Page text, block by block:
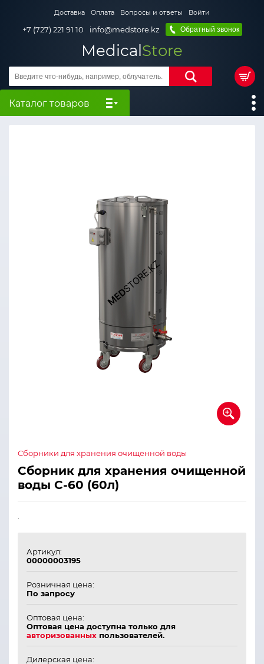
Доставка Оплата Вопросы и ответы Войти
+7 (727) 221 91 10 info@medstore.kz Обратный звонок
MedicalStore
Каталог товаров
Сборники для хранения очищенной воды
Сборник для хранения очищенной
воды С-60 (60л)
Артикул:
00000003195
Розничная цена:
По запросу
Оптовая цена:
Оптовая цена доступна только для
авторизованных пользователей.
Дилерская цена: